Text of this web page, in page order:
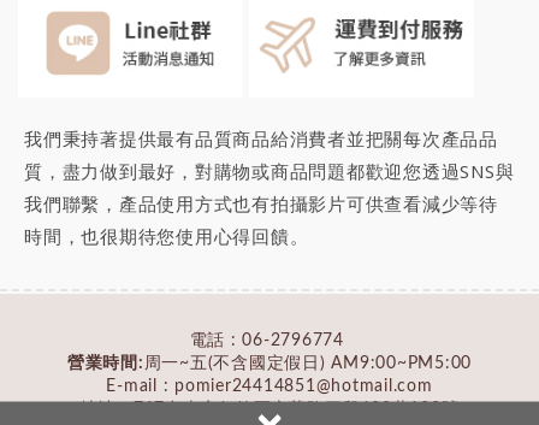
我們秉持著提供最有品質商品給消費者並把關每次產品品
質，盡力做到最好，對購物或商品問題都歡迎您透過SNS與
我們聯繫，產品使用方式也有拍攝影片可供查看減少等待
時間，也很期待您使用心得回饋。
電話 :06-2796774
營業時間: 周一~五(不含國定假日) AM9:00~PM5:00
E-mail : pomier24414851@hotmail.com